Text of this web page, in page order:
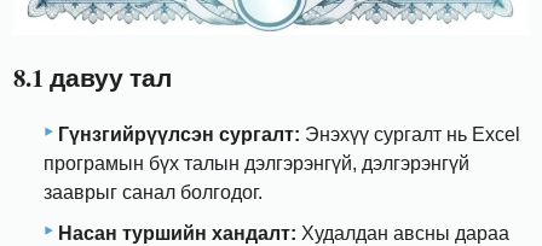
8.1 давуу тал
Гүнзгийрүүлсэн сургалт: Энэхүү сургалт нь Excel
програмын бүх талын дэлгэрэнгүй, дэлгэрэнгүй
зааврыг санал болгодог.
Насан туршийн хандалт: Худалдан авсны дараа